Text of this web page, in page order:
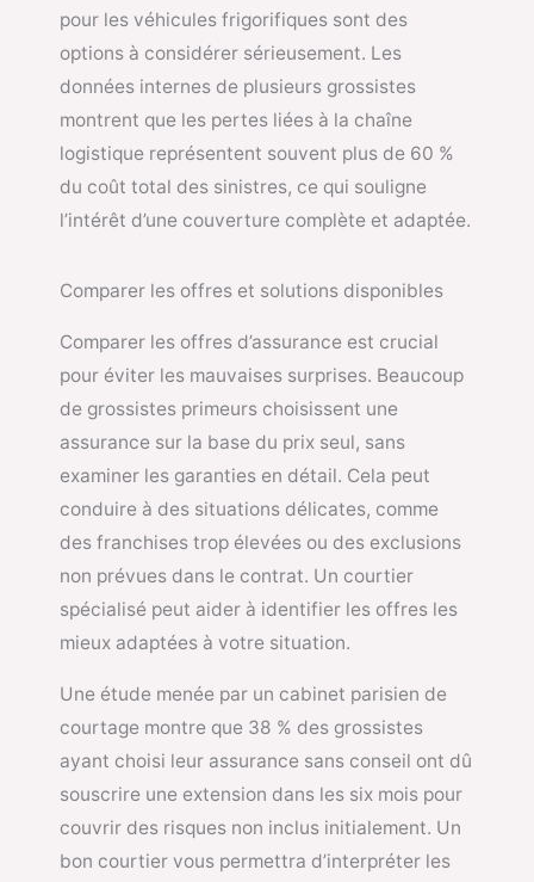
pour les véhicules frigorifiques sont des
options à considérer sérieusement. Les
données internes de plusieurs grossistes
montrent que les pertes liées à la chaîne
logistique représentent souvent plus de 60 %
du coût total des sinistres, ce qui souligne
l’intérêt d’une couverture complète et adaptée.
Comparer les offres et solutions disponibles
Comparer les offres d’assurance est crucial
pour éviter les mauvaises surprises. Beaucoup
de grossistes primeurs choisissent une
assurance sur la base du prix seul, sans
examiner les garanties en détail. Cela peut
conduire à des situations délicates, comme
des franchises trop élevées ou des exclusions
non prévues dans le contrat. Un courtier
spécialisé peut aider à identifier les offres les
mieux adaptées à votre situation.
Une étude menée par un cabinet parisien de
courtage montre que 38 % des grossistes
ayant choisi leur assurance sans conseil ont dû
souscrire une extension dans les six mois pour
couvrir des risques non inclus initialement. Un
bon courtier vous permettra d’interpréter les